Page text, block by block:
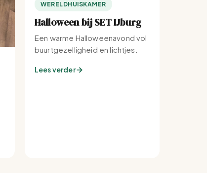
WERELDHUISKAMER
Halloween bij SET IJburg
Een warme Halloweenavond vol
buurtgezelligheid en lichtjes.
Lees verder